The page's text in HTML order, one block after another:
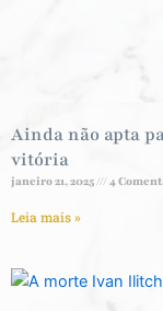
Ainda não apta
vitória
janeiro 21, 2025 4
Leia mais »